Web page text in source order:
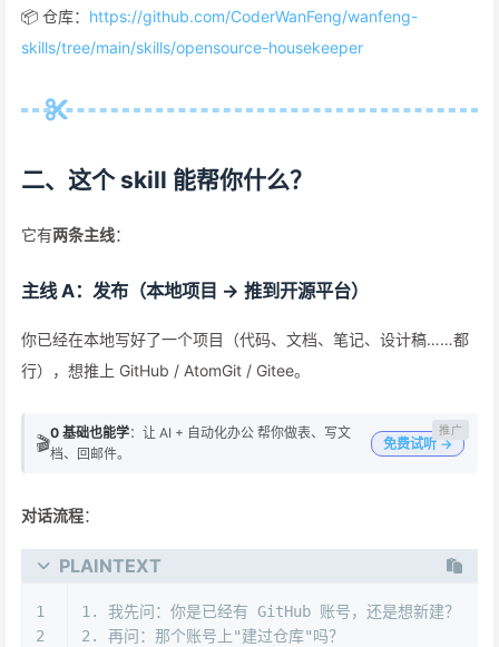
📦 仓库： https://github.com/CoderWanFeng/wanfeng-
skills/tree/main/skills/opensource-housekeeper
二、这个 skill 能帮你什么？
它有两条主线：
主线 A：发布（本地项目 → 推到开源平台）
你已经在本地写好了一个项目（代码、文档、笔记、设计稿……都
行），想推上 GitHub / AtomGit / Gitee。
🎬0 基础也能学：让 AI + 自动化办公 帮你做表、写文
档、回邮件。
免费试听 →
对话流程：
PLAINTEXT
1
2
1. 我先问：你是已经有 GitHub 账号，还是想新建？
2. 再问：那个账号上"建过仓库"吗？